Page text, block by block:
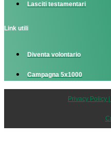
Lasciti testamentari
Link utili
Diventa volontario
Campagna 5x1000
Privacy Policy